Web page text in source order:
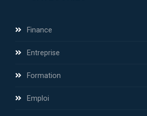
Finance
Entreprise
Formation
Emploi